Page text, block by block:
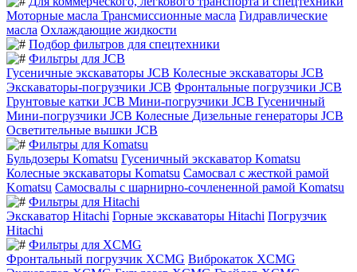
Моторные масла Трансмиссионные масла Гидравлические
масла Охлаждающие жидкости
Подбор фильтров для спецтехники
Фильтры для JCB
Гусеничные экскаваторы JCB Колесные экскаваторы JCB
Экскаваторы-погрузчики JCB Фронтальные погрузчики JCB
Грунтовые катки JCB Мини-погрузчики JCB Гусеничный
Мини-погрузчики JCB Колесные Дизельные генераторы JCB
Осветительные вышки JCB
Фильтры для Komatsu
Бульдозеры Komatsu Гусеничный экскаватор Komatsu
Колесные экскаваторы Komatsu Самосвал с жесткой рамой
Komatsu Самосвалы с шарнирно-сочлененной рамой Komatsu
Фильтры для Hitachi
Экскаватор Hitachi Горные экскаваторы Hitachi Погрузчик
Hitachi
Фильтры для XCMG
Фронтальный погрузчик XCMG Виброкаток XCMG